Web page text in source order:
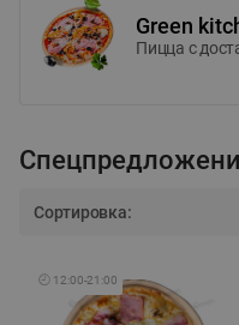
Green
Пицца c
Сортировка:
🕘 12:00-21:00